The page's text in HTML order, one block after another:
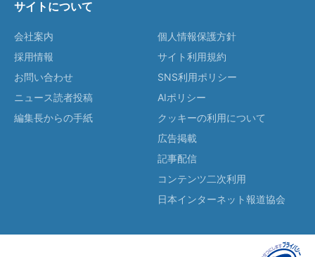
サイトについて
会社案内
採用情報
お問い合わせ
ニュース読者投稿
編集長からの手紙
個人情報保護方針
サイト利用規約
SNS利用ポリシー
AIポリシー
クッキーの利用について
広告掲載
記事配信
コンテンツ二次利用
日本インターネット報道協会